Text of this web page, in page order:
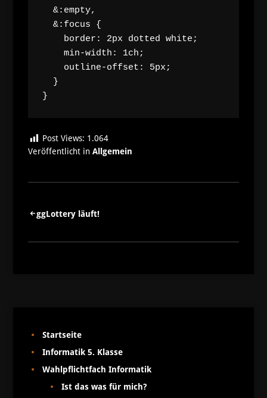
}
Post Views: 1.064
Veröffentlicht in Allgemein
Beitragsnavigation
ggLottery läuft!
Startseite
Informatik 5. Klasse
Wahlpflichtfach Informatik
Ist das was für mich?